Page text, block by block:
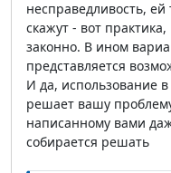
несправедливость,
скажут - вот
законно. В ином
представляется
И да, использование
решает вашу
написанному вами
собирается решать